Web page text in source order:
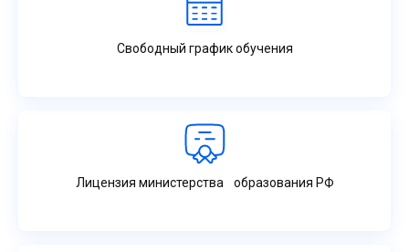
Свободный график обучения
Лицензия министерства образования РФ